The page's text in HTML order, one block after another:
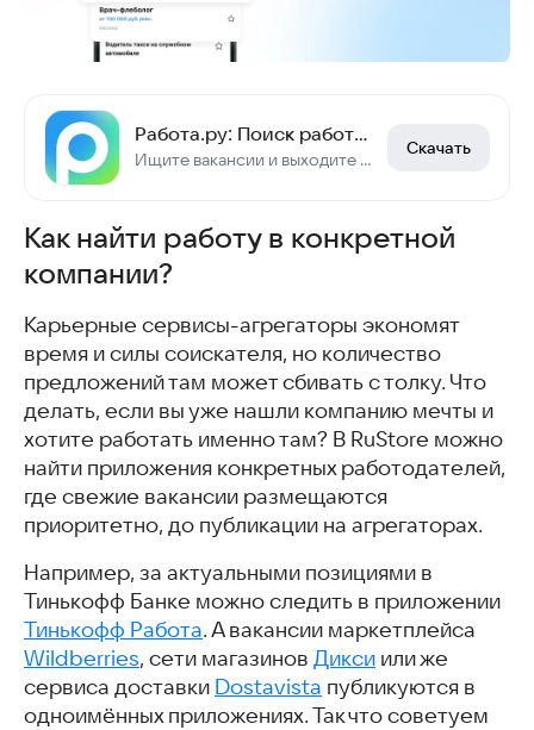
Работа.ру: Поиск работы и подработки, вакансии
Ищите вакансии и выходите на работу уже сегодня
Скачать
Как найти работу в конкретной
компании?
Карьерные сервисы-агрегаторы экономят
время и силы соискателя, но количество
предложений там может сбивать с толку. Что
делать, если вы уже нашли компанию мечты и
хотите работать именно там? В RuStore можно
найти приложения конкретных работодателей,
где свежие вакансии размещаются
приоритетно, до публикации на агрегаторах.
Например, за актуальными позициями в
Тинькофф Банке можно следить в приложении
Тинькофф Работа. А вакансии маркетплейса
Wildberries, сети магазинов Дикси или же
сервиса доставки Dostavista публикуются в
одноимённых приложениях. Так что советуем